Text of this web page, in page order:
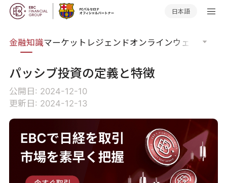
日本語
金融知識マーケットレジェンドオンラインウェビナー
パッシブ投資の定義と特徴
公開日: 2024-12-10
更新日: 2024-12-13